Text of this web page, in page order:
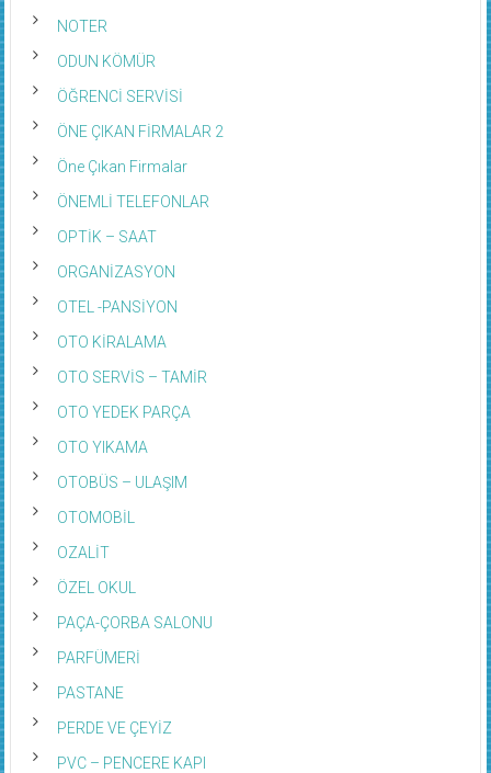
NOTER
ODUN KÖMÜR
ÖĞRENCİ SERVİSİ
ÖNE ÇIKAN FİRMALAR 2
Öne Çıkan Firmalar
ÖNEMLİ TELEFONLAR
OPTİK – SAAT
ORGANİZASYON
OTEL -PANSİYON
OTO KİRALAMA
OTO SERVİS – TAMİR
OTO YEDEK PARÇA
OTO YIKAMA
OTOBÜS – ULAŞIM
OTOMOBİL
OZALİT
ÖZEL OKUL
PAÇA-ÇORBA SALONU
PARFÜMERİ
PASTANE
PERDE VE ÇEYİZ
PVC – PENCERE KAPI